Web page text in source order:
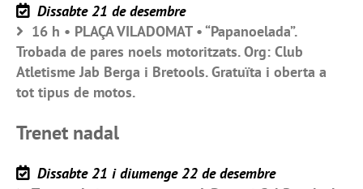
Dissabte 21 de desembre
16 h • PLAÇA VILADOMAT • “Papanoelada”.
Trobada de pares noels motoritzats. Org: Club
Atletisme Jab Berga i Bretools. Gratuïta i oberta a
tot tipus de motos.
Trenet nadal
Dissabte 21 i diumenge 22 de desembre